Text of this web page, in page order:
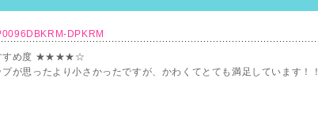
DPKRM
すめ度 ★★★★☆
プが思ったより小さかったですが、かわくてとても満足しています！！